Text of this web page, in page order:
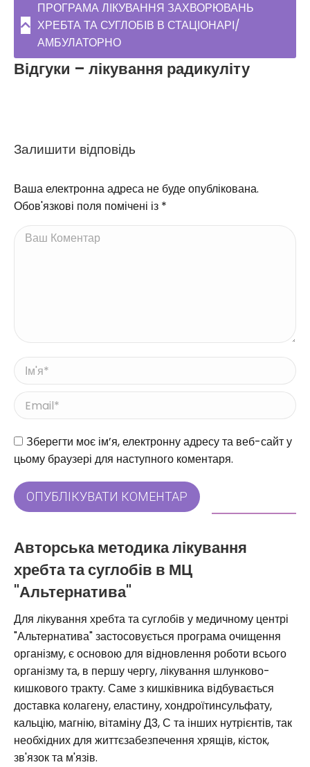
ПРОГРАМА ЛІКУВАННЯ ЗАХВОРЮВАНЬ
ХРЕБТА ТА СУГЛОБІВ В СТАЦІОНАРІ/
АМБУЛАТОРНО
Відгуки – лікування радикуліту
Залишити відповідь
Ваша електронна адреса не буде опублікована.
Обов'язкові поля помічені із *
Ваш Коментар
Ім'я *
Email *
Веб-сайт
Зберегти моє ім’я, електронну адресу та веб-сайт у
цьому браузері для наступного коментаря.
ОПУБЛІКУВАТИ КОМЕНТАР
Авторська методика лікування
хребта та суглобів в МЦ
"Альтернатива"
Для лікування хребта та суглобів у медичному центрі
"Альтернатива" застосовується програма очищення
організму, є основою для відновлення роботи всього
організму та, в першу чергу, лікування шлунково-
кишкового тракту. Саме з кишківника відбувається
доставка колагену, еластину, хондроїтинсульфату,
кальцію, магнію, вітаміну Д3, С та інших нутрієнтів, так
необхідних для життєзабезпечення хрящів, кісток,
зв'язок та м'язів.